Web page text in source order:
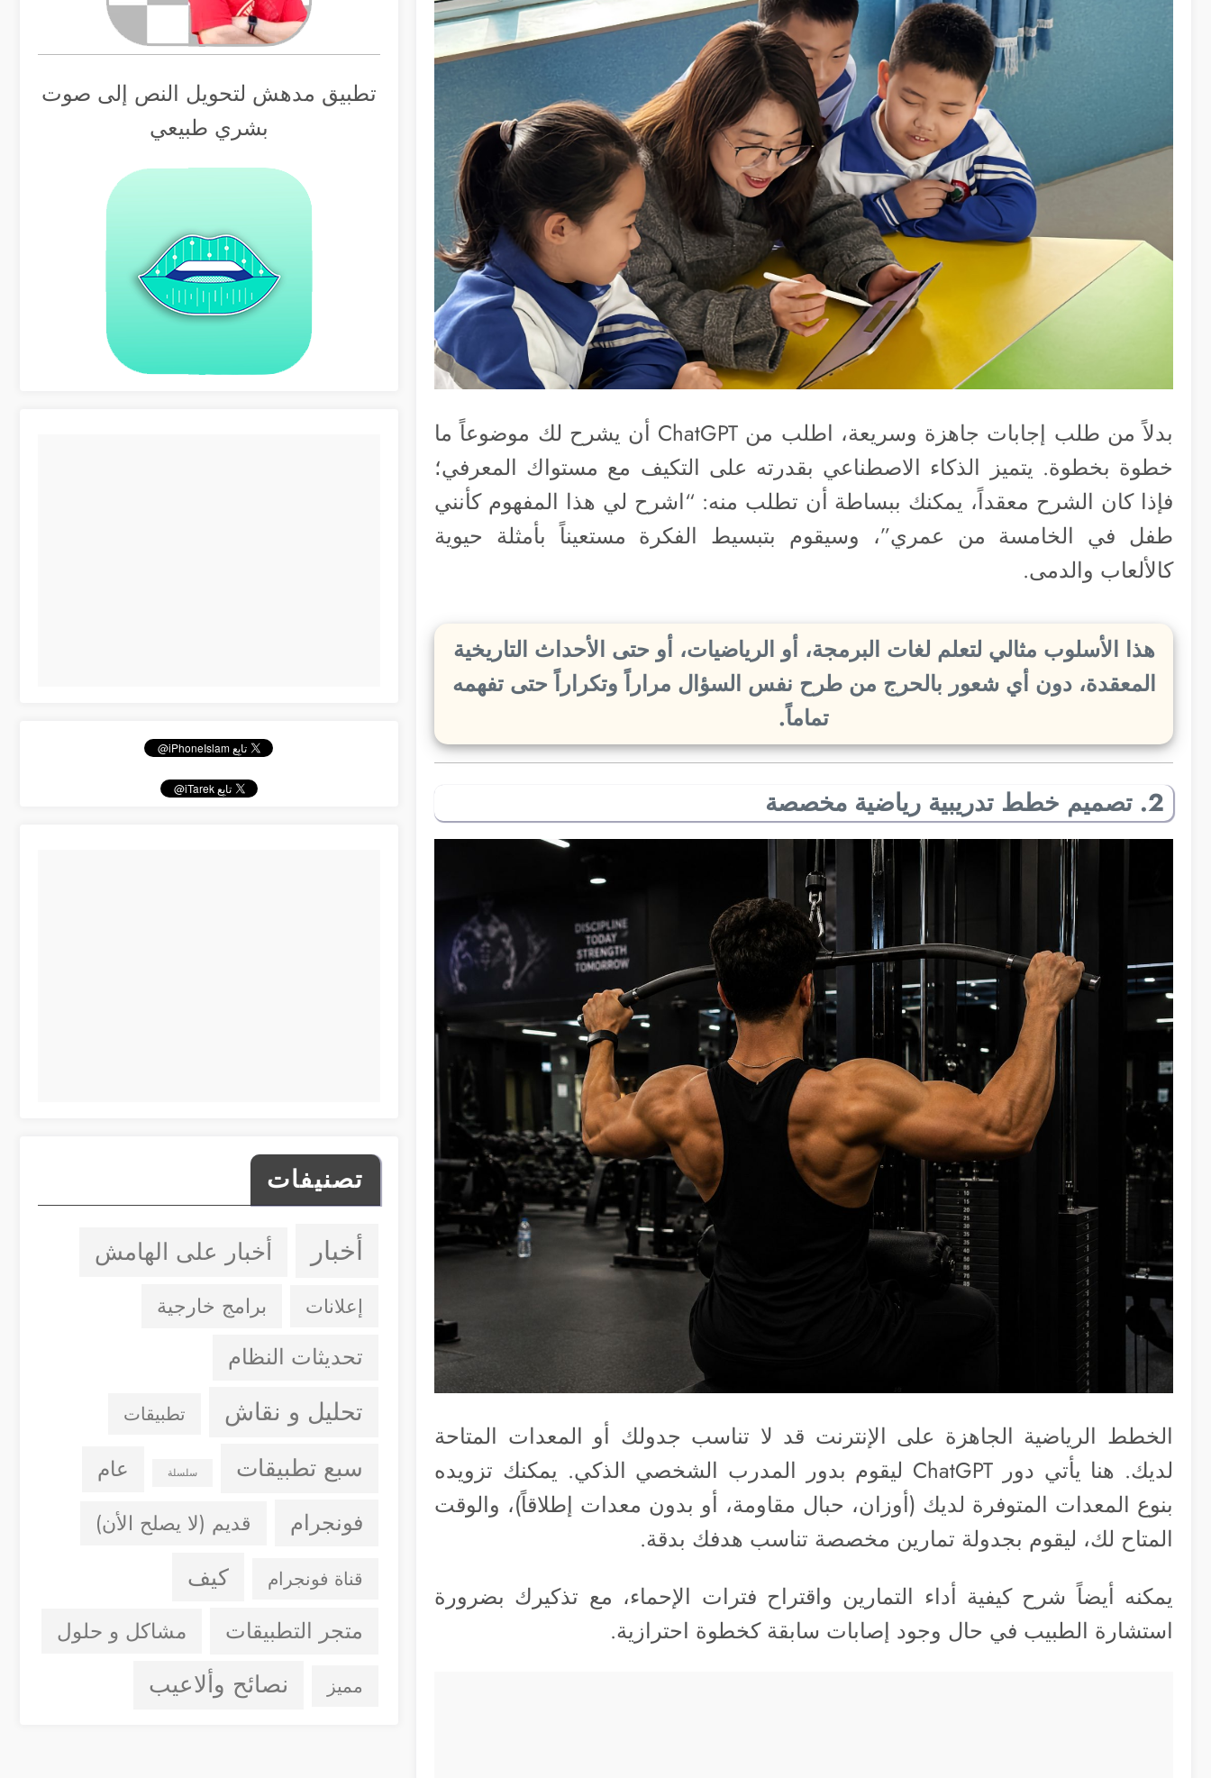
بدلاً من طلب إجابات جاهزة وسريعة، اطلب من ChatGPT أن يشرح لك موضوعاً ما
خطوة بخطوة. يتميز الذكاء الاصطناعي بقدرته على التكيف مع مستواك المعرفي؛
فإذا كان الشرح معقداً، يمكنك ببساطة أن تطلب منه: “اشرح لي هذا المفهوم كأنني
طفل في الخامسة من عمري”، وسيقوم بتبسيط الفكرة مستعيناً بأمثلة حيوية
كالألعاب والدمى.
هذا الأسلوب مثالي لتعلم لغات البرمجة، أو الرياضيات، أو حتى الأحداث التاريخية
المعقدة، دون أي شعور بالحرج من طرح نفس السؤال مراراً وتكراراً حتى تفهمه
تماماً.
2. تصميم خطط تدريبية رياضية مخصصة
الخطط الرياضية الجاهزة على الإنترنت قد لا تناسب جدولك أو المعدات المتاحة
لديك. هنا يأتي دور ChatGPT ليقوم بدور المدرب الشخصي الذكي. يمكنك تزويده
بنوع المعدات المتوفرة لديك (أوزان، حبال مقاومة، أو بدون معدات إطلاقاً)، والوقت
المتاح لك، ليقوم بجدولة تمارين مخصصة تناسب هدفك بدقة.
يمكنه أيضاً شرح كيفية أداء التمارين واقتراح فترات الإحماء، مع تذكيرك بضرورة
استشارة الطبيب في حال وجود إصابات سابقة كخطوة احترازية.
تطبيق مدهش لتحويل النص إلى صوت
بشري طبيعي
تصنيفات
أخبار أخبار على الهامش
إعلانات برامج خارجية
تحديثات النظام
تحليل و نقاش تطبيقات
سبع تطبيقات سلسلة عام
فونجرام قديم (لا يصلح الأن)
قناة فونجرام كيف
متجر التطبيقات مشاكل و حلول
مميز نصائح وألاعيب